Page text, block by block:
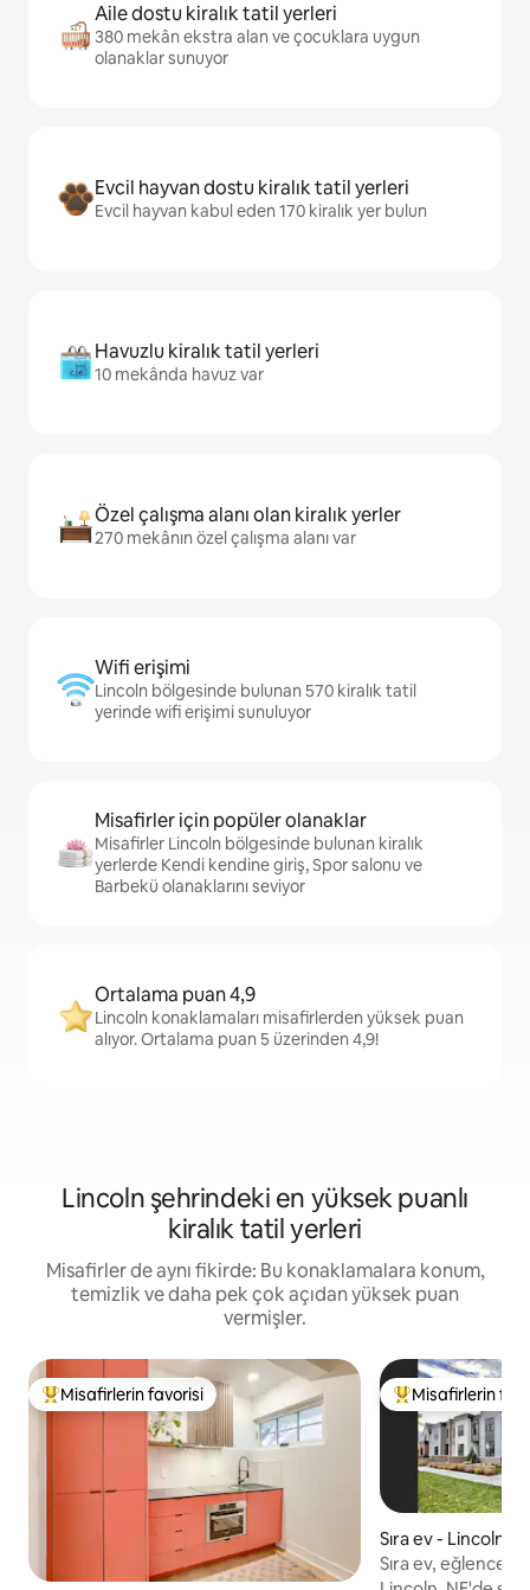
Aile dostu kiralık tatil yerleri
380 mekân ekstra alan ve çocuklara uygun
olanaklar sunuyor
Evcil hayvan dostu kiralık tatil yerleri
Evcil hayvan kabul eden 170 kiralık yer bulun
Havuzlu kiralık tatil yerleri
10 mekânda havuz var
Özel çalışma alanı olan kiralık yerler
270 mekânın özel çalışma alanı var
Wifi erişimi
Lincoln bölgesinde bulunan 570 kiralık tatil
yerinde wifi erişimi sunuluyor
Misafirler için popüler olanaklar
Misafirler Lincoln bölgesinde bulunan kiralık
yerlerde Kendi kendine giriş, Spor salonu ve
Barbekü olanaklarını seviyor
Ortalama puan 4,9
Lincoln konaklamaları misafirlerden yüksek puan
alıyor. Ortalama puan 5 üzerinden 4,9!
Lincoln şehrindeki en yüksek puanlı
kiralık tatil yerleri
Misafirler de aynı fikirde: Bu konaklamalara konum,
temizlik ve daha pek çok açıdan yüksek puan
vermişler.
Misafirlerin favorilerinden en beğenilenler arasında
Misafirlerin favorisi Misafirlerin
Misafirlerin
Sıra ev - Lincoln
Sıra ev, eğlenceli